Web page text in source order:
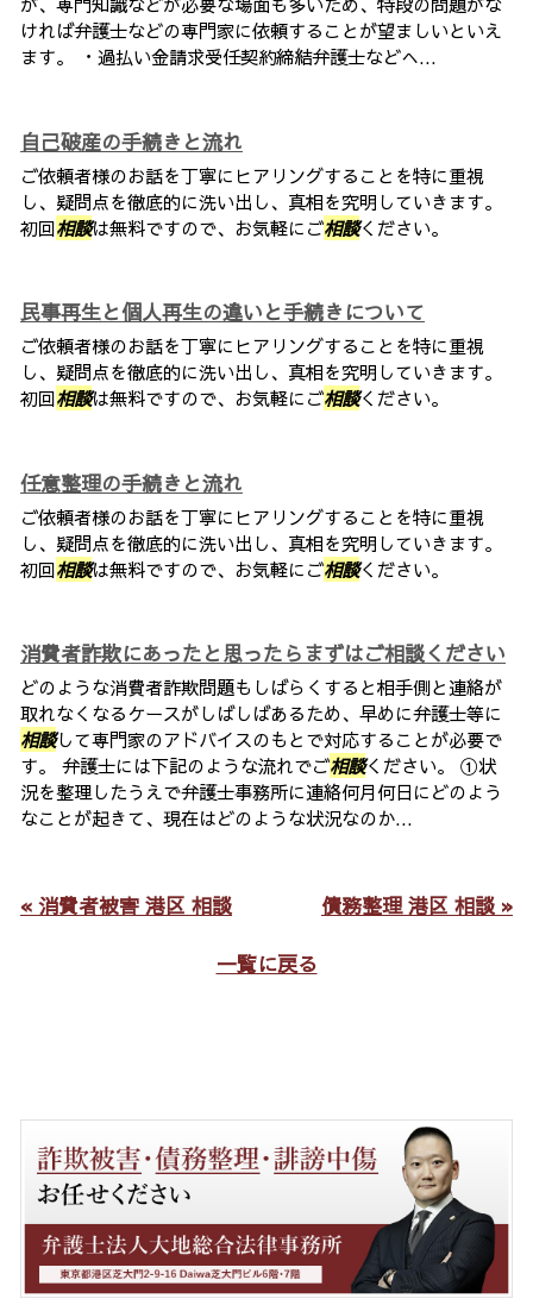
ければ弁護士などの専門家に依頼することが望ましいといえ
ます。 ・過払い金請求受任契約締結弁護士などへ...
自己破産の手続きと流れ
ご依頼者様のお話を丁寧にヒアリングすることを特に重視
し、疑問点を徹底的に洗い出し、真相を究明していきます。
初回相談は無料ですので、お気軽にご相談ください。
民事再生と個人再生の違いと手続きについて
ご依頼者様のお話を丁寧にヒアリングすることを特に重視
し、疑問点を徹底的に洗い出し、真相を究明していきます。
初回相談は無料ですので、お気軽にご相談ください。
任意整理の手続きと流れ
ご依頼者様のお話を丁寧にヒアリングすることを特に重視
し、疑問点を徹底的に洗い出し、真相を究明していきます。
初回相談は無料ですので、お気軽にご相談ください。
消費者詐欺にあったと思ったらまずはご相談ください
どのような消費者詐欺問題もしばらくすると相手側と連絡が
取れなくなるケースがしばしばあるため、早めに弁護士等に
相談して専門家のアドバイスのもとで対応することが必要で
す。 弁護士には下記のような流れでご相談ください。 ①状
況を整理したうえで弁護士事務所に連絡何月何日にどのよう
なことが起きて、現在はどのような状況なのか...
« 消費者被害 港区 相談 債務整理 港区 相談 »
一覧に戻る